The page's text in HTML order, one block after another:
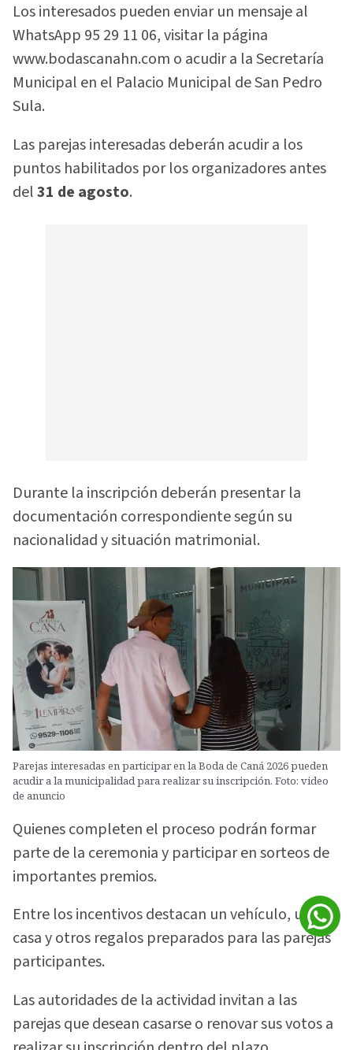
Los interesados pueden enviar un mensaje al
WhatsApp 95 29 11 06, visitar la página
www.bodascanahn.com o acudir a la Secretaría
Municipal en el Palacio Municipal de San Pedro
Sula.
Las parejas interesadas deberán acudir a los
puntos habilitados por los organizadores antes
del31 de agosto.
Durante la inscripción deberán presentar la
documentación correspondiente según su
nacionalidad y situación matrimonial.
Parejas interesadas en participar en la Boda de Caná 2026 pueden
acudir a la municipalidad para realizar su inscripción. Foto: video
de anuncio
Quienes completen el proceso podrán formar
parte de la ceremonia y participar en sorteos de
importantes premios.
Entre los incentivos destacan un vehículo, una
casa y otros regalos preparados para las parejas
participantes.
Las autoridades de la actividad invitan a las
parejas que desean casarse o renovar sus votos a